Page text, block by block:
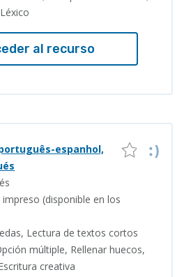
al recurso
espanhol,
(disponible en los
Lectura de textos cortos
múltiple, Rellenar huecos,
creativa